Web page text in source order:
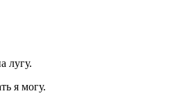
лугу.
я могу.